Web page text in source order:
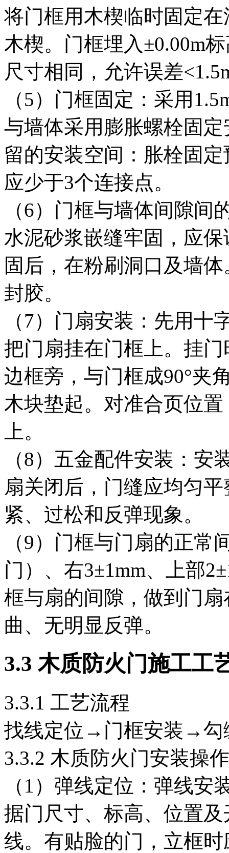
将门框用木楔临时固定
木楔。门框埋入±0.00m
尺寸相同，允许误差
（5）门框固定：采用
与墙体采用膨胀螺栓固
留的安装空间：胀栓固
应少于3个连接点。
（6）门框与墙体间隙间
水泥砂浆嵌缝牢固，应
固后，在粉刷洞口及墙
封胶。
（7）门扇安装：先用
把门扇挂在门框上。挂
边框旁，与门框成90°夹
木块垫起。对准合页位
上。
（8）五金配件安装：
扇关闭后，门缝应均匀
紧、过松和反弹现象。
（9）门框与门扇的正
门）、右3±1mm、上部
框与扇的间隙，做到门
曲、无明显反弹。
3.3 木质防火门施工工
3.3.1 工艺流程
找线定位→门框安装→
3.3.2 木质防火门安装操
（1）弹线定位：弹线
据门尺寸、标高、位置
线。有贴脸的门，立框